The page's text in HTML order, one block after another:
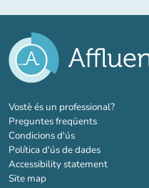
Vostè és un professional?(new tab)
Preguntes freqüents
Condicions d'ús
Política d'ús de dades
Accessibility statement
Site map